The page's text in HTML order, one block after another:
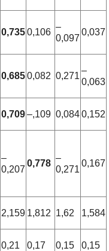
0,7350,106
–
0,097
0,037
0,6850,082 0,271
–
0,063
0,709–,109 0,0840,152
–
0,207
0,778
–
0,271
0,167
2,159 1,812 1,62 1,584
0,21 0,17 0,15 0,15